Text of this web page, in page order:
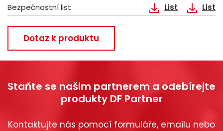
Bezpečnostní list
List List
Dotaz k produktu
Staňte se našim partnerem a odebírejte
produkty DF Partner
Kontaktujte nás pomocí formuláře, emailu nebo